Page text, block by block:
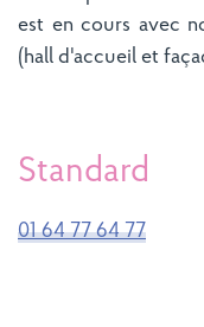
est en cours avec
(hall d'accueil et
Standard
01 64 77 64 77